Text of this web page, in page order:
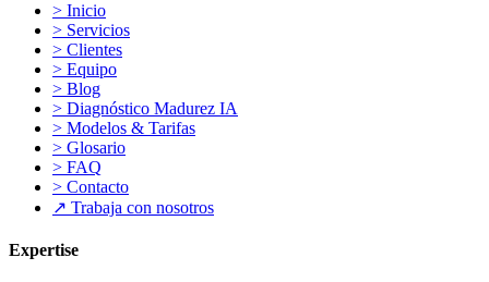
> Inicio
> Servicios
> Clientes
> Equipo
> Blog
> Diagnóstico Madurez IA
> Modelos & Tarifas
> Glosario
> FAQ
> Contacto
↗ Trabaja con nosotros
Expertise